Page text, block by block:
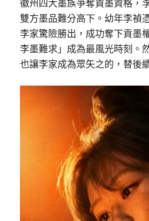
徽州四大墨族爭奪貢墨資格，
雙方墨品難分高下。幼年李禎
李家驚險勝出，成功奪下貢墨
李墨難求」成為最風光時刻。
也讓李家成為眾矢之的，替後